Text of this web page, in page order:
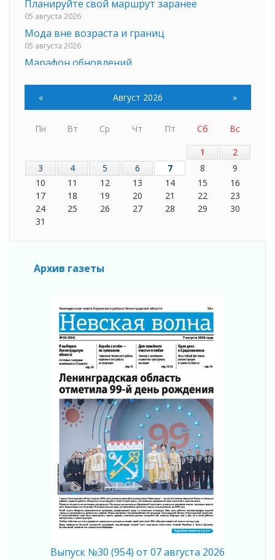
Планируйте свой маршрут заранее
05 августа 2026
Мода вне возраста и границ
05 августа 2026
Марафон обновлений
Добровольцы огненного фронта
05 августа 2026
05 августа 2026
Пульс региона
05 августа 2026
«Результат командный, заслуга каждого
ведомства и муниципалитета»
05 августа 2026
На лидирующих позициях
04 августа 2026
Итоги конкурса «Лучший работник
Кадрового центра – 2026» подведены!
04 августа 2026
Ставка на дисциплину на перекрестках
04 августа 2026
В Ленобласти растет потребление
мобильного трафика
Полумрак бьёт по карману
04 августа 2026
Вниманию автомобилистов!
04 августа 2026
Память, сталь и музыка
04 августа 2026
04 августа 2026
« Август 2026 »
Пн Вт Ср Чт Пт Сб
Вс
1
2
3
4 5 6 7 8
9
10
11 12 13 14 15
16
17
18 19 20 21 22
23
24
25 26 27 28 29
30
31
Архив газеты
Выпуск №30 (954) от 07 августа 2026